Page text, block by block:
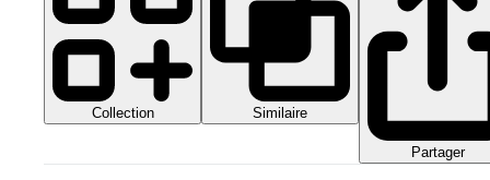
Collection Similaire
Partager